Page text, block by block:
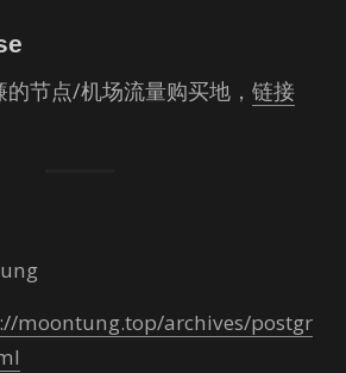
节点/机场流量购买地， 链接
moontung.top/archives/postgr